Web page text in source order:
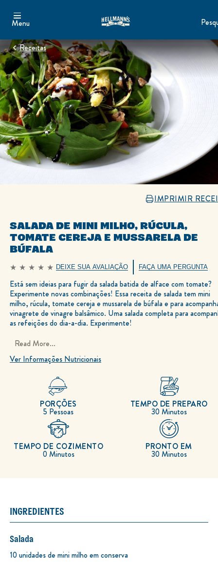
Menu
Receitas
IMPRIMIR
SALADA DE MINI MILHO, RÚCULA,
TOMATE CEREJA E MUSSARELA DE
BÚFALA
Nenhuma
enviada
para
este
recipe
DEIXE SUA AVALIAÇÃO FAÇA UMA PERGUNTA
Está sem ideias para fugir da salada batida de alface com tomate?
Experimente novas combinações! Essa receita de salada tem mini
milho, rúcula, tomate cereja e mussarela de búfala e para
vinagrete de vinagre balsâmico. Uma salada completa para
as refeições do dia-a-dia. Experimente!
Read More...
Ver Informações Nutricionais
5 Pessoas
PORÇÕES
30 Minutos
TEMPO DE PREPARO
0 Minutos
TEMPO DE COZIMENTO
30 Minutos
PRONTO EM
INGREDIENTES
Salada
10 unidades de mini milho em conserva